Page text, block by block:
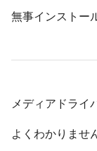
無事インストー
メディアドライ
よくわかりませ